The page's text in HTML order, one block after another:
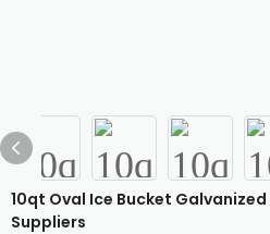
10qt Oval Ice Bucket
Suppliers